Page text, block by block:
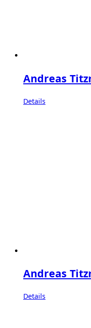
Andreas
Details
Andreas
Details